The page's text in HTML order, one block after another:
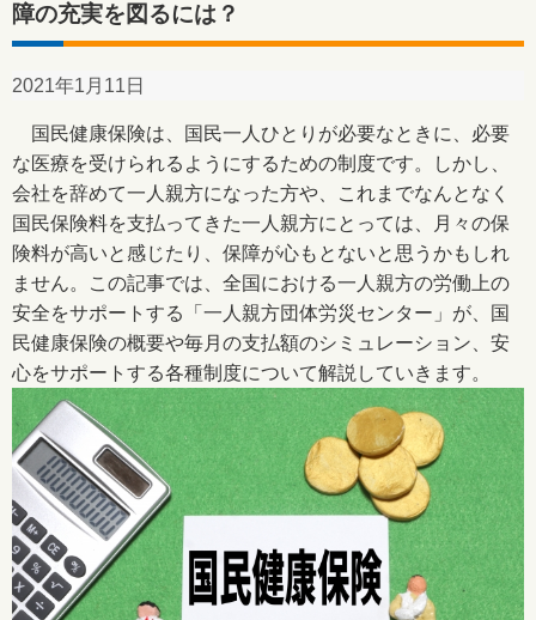
障の充実を図るには？
2021年1月11日
国民健康保険は、国民一人ひとりが必要なときに、必要
な医療を受けられるようにするための制度です。しかし、
会社を辞めて一人親方になった方や、これまでなんとなく
国民保険料を支払ってきた一人親方にとっては、月々の保
険料が高いと感じたり、保障が心もとないと思うかもしれ
ません。この記事では、全国における一人親方の労働上の
安全をサポートする「一人親方団体労災センター」が、国
民健康保険の概要や毎月の支払額のシミュレーション、安
心をサポートする各種制度について解説していきます。